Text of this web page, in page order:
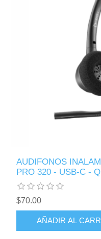
AUDIFONOS
PRO 320 - USB-C -
$70.00
AÑADIR AL